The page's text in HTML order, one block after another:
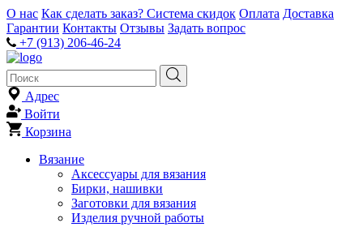
О нас Как сделать заказ? Система скидок Оплата Доставка
Гарантии Контакты Отзывы Задать вопрос
+7 (913) 206-46-24
Адрес
Войти
Корзина
Вязание
Аксессуары для вязания
Бирки, нашивки
Заготовки для вязания
Изделия ручной работы